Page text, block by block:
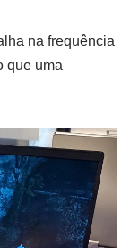
na frequência
que uma